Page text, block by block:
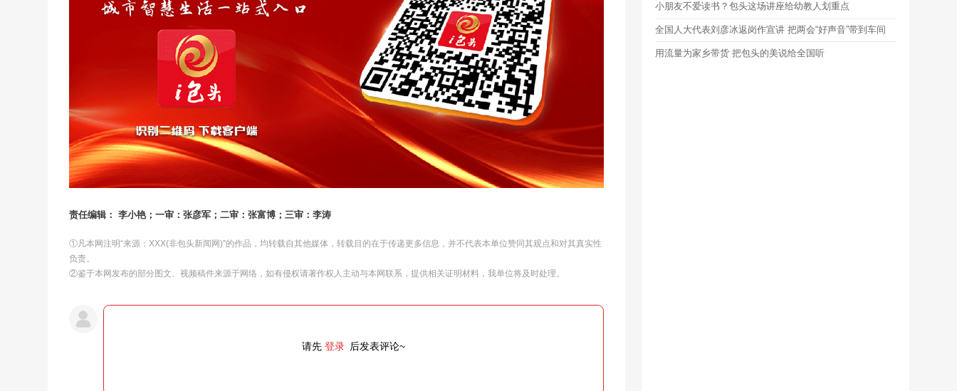
责任编辑： 李小艳；一审：张彦军；二审：张富博；三审：李涛
①凡本网注明“来源：XXX(非包头新闻网)”的作品，均转载自其他媒体，转载目的在于传递更多信息，并不代表本单位赞同其观点和对其真实性
负责。
②鉴于本网发布的部分图文、视频稿件来源于网络，如有侵权请著作权人主动与本网联系，提供相关证明材料，我单位将及时处理。
请先 登录 后发表评论~
小朋友不爱读书？包头这场讲座给幼教人划重点
全国人大代表刘彦冰返岗作宣讲 把两会“好声音”带到车间
用流量为家乡带货 把包头的美说给全国听